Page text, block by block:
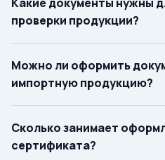
проверки продукции?
Можно ли оформить
импортную продукцию?
Сколько занимает
сертификата?